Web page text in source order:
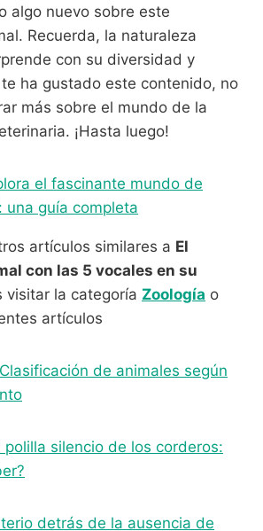
algo nuevo sobre este
Recuerda, la naturaleza
con su diversidad y
ha gustado este contenido, no
más sobre el mundo de la
¡Hasta luego!
el fascinante mundo de
una guía completa
artículos similares a El
con las 5 vocales en su
visitar la categoría Zoología o
artículos
de animales según
polilla silencio de los corderos:
detrás de la ausencia de